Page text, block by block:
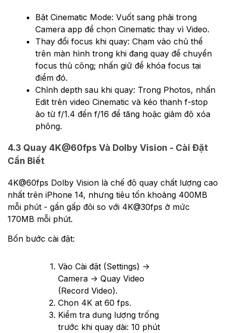
Bật Cinematic Mode: Vuốt sang phải trong
Camera app để chọn Cinematic thay vì Video.
Thay đổi focus khi quay: Chạm vào chủ thể
trên màn hình trong khi đang quay để chuyển
focus thủ công; nhấn giữ để khóa focus tại
điểm đó.
Chỉnh depth sau khi quay: Trong Photos, nhấn
Edit trên video Cinematic và kéo thanh f-stop
ảo từ f/1.4 đến f/16 để tăng hoặc giảm độ xóa
phông.
4.3 Quay 4K@60fps Và Dolby Vision - Cài Đặt
Cần Biết
4K@60fps Dolby Vision là chế độ quay chất lượng cao
nhất trên iPhone 14, nhưng tiêu tốn khoảng 400MB
mỗi phút - gần gấp đôi so với 4K@30fps ở mức
170MB mỗi phút.
Bốn bước cài đặt:
Vào Cài đặt (Settings) →
Camera → Quay Video
(Record Video).
Chọn 4K at 60 fps.
Kiểm tra dung lượng trống
trước khi quay dài: 10 phút